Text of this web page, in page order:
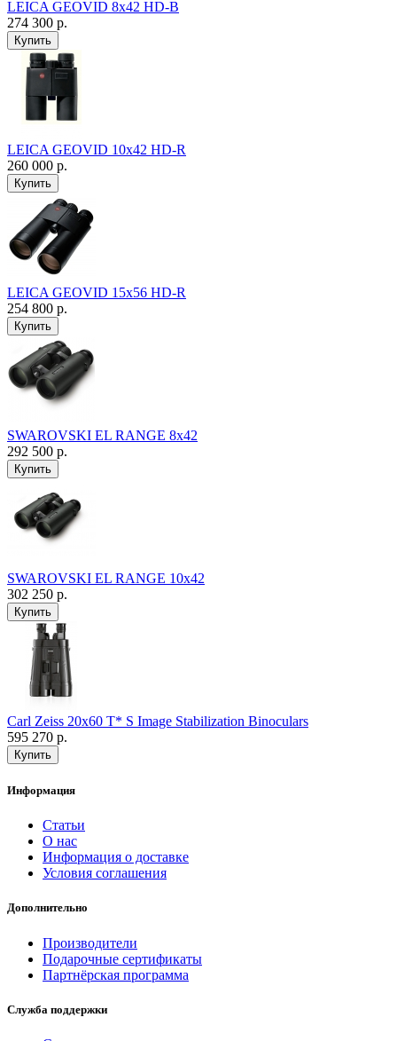
LEICA GEOVID 8x42 HD-B
274 300 р.
LEICA GEOVID 10x42 HD-R
260 000 р.
LEICA GEOVID 15x56 HD-R
254 800 р.
SWAROVSKI EL RANGE 8x42
292 500 р.
SWAROVSKI EL RANGE 10x42
302 250 р.
Carl Zeiss 20x60 T* S Image Stabilization Binoculars
595 270 р.
Информация
Статьи
О нас
Информация о доставке
Условия соглашения
Дополнительно
Производители
Подарочные сертификаты
Партнёрская программа
Служба поддержки